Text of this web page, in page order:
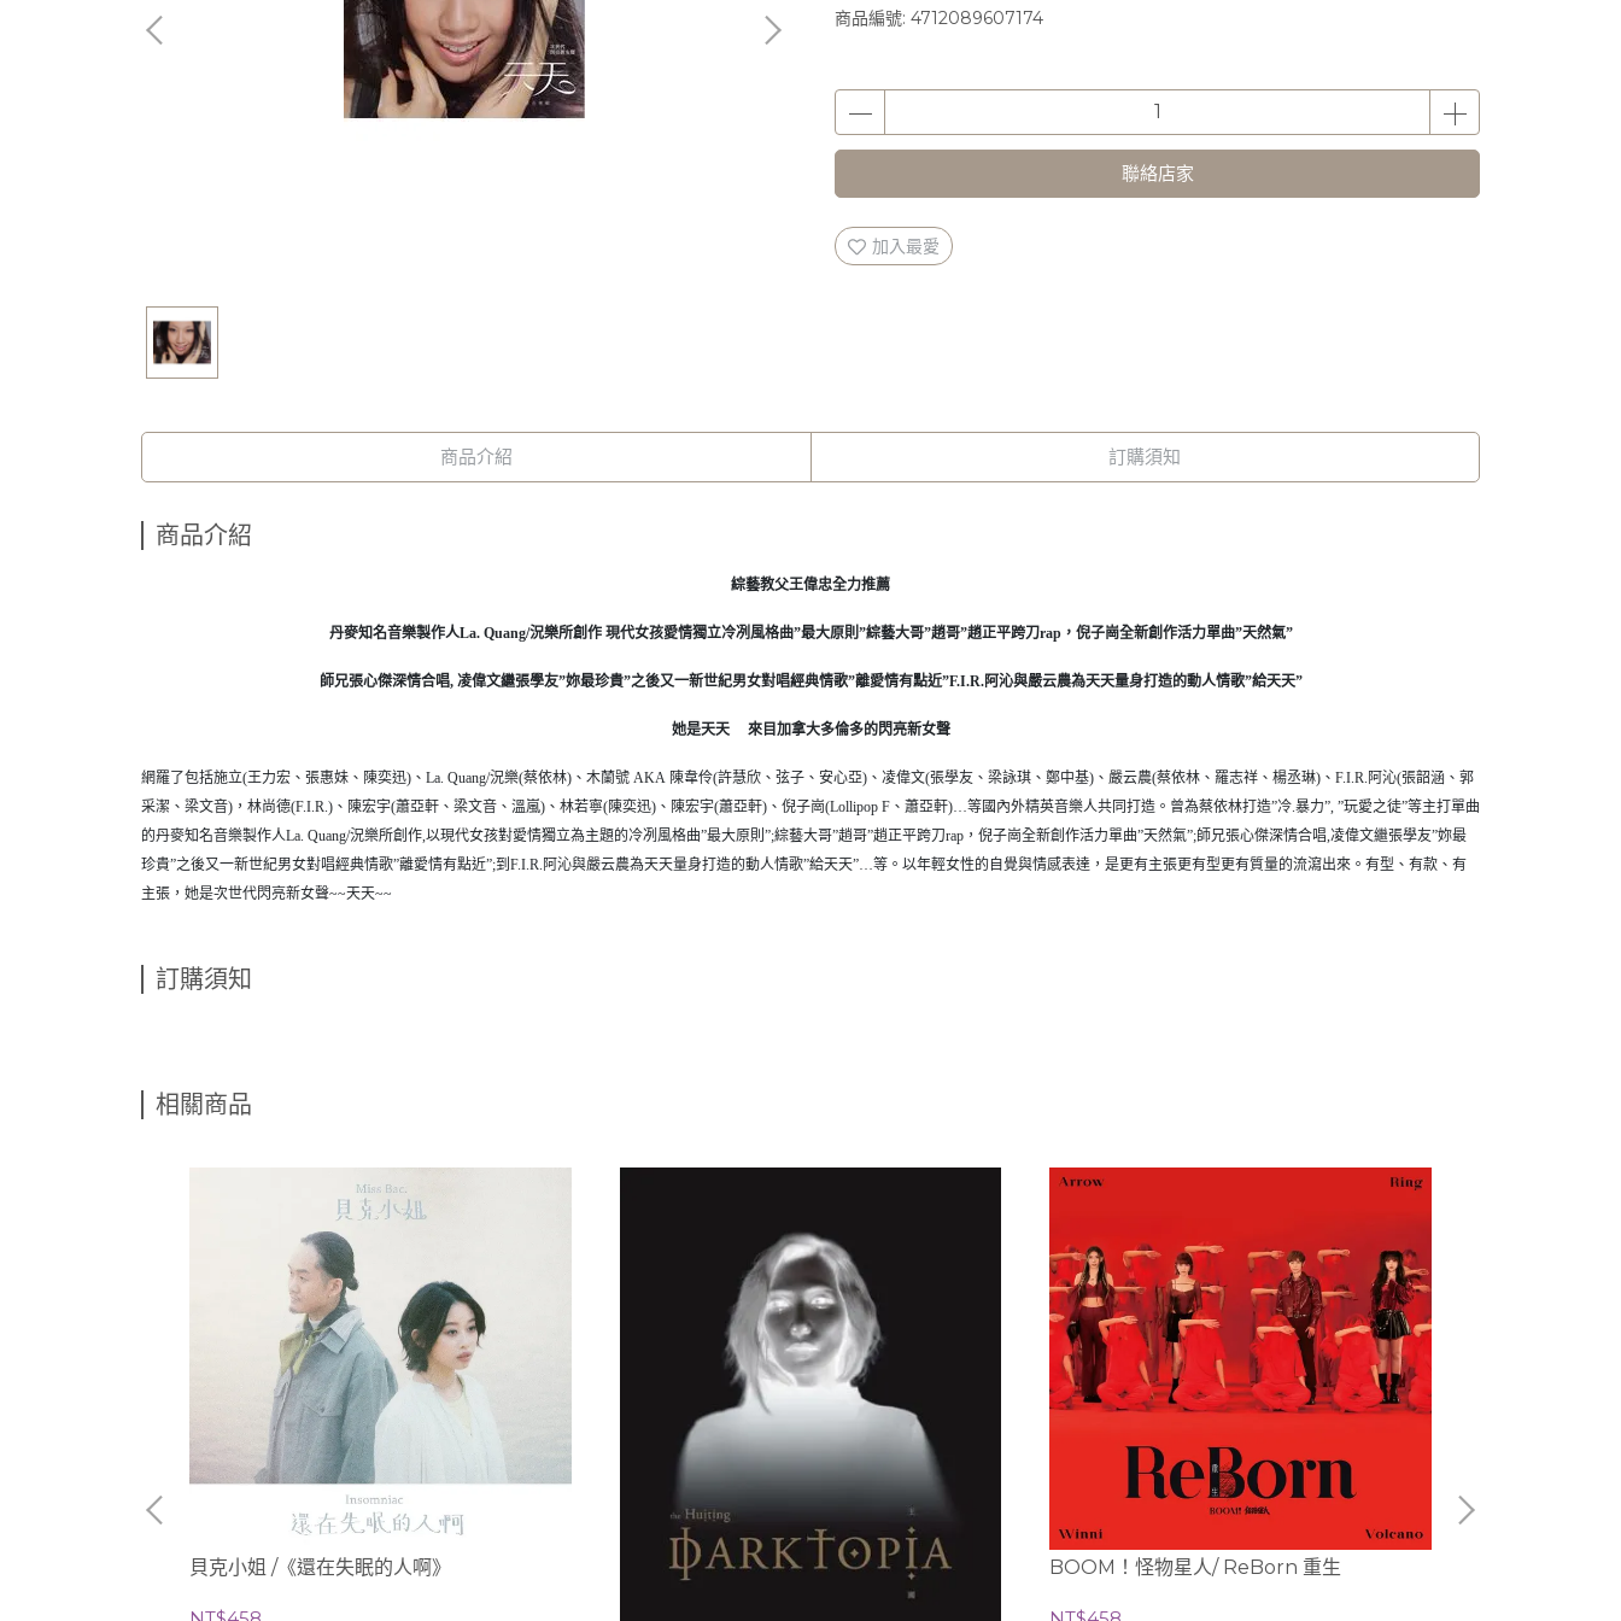
商品編號: 4712089607174
聯絡店家
加入最愛
商品介紹 訂購須知
商品介紹
綜藝教父王偉忠全力推薦
丹麥知名音樂製作人La. Quang/況樂所創作 現代女孩愛情獨立冷冽風格曲”最大原則”綜藝大哥”趙哥”趙正平跨刀rap，倪子崗全新創作活力單曲”天然氣”
師兄張心傑深情合唱, 凌偉文繼張學友”妳最珍貴”之後又一新世紀男女對唱經典情歌”離愛情有點近”F.I.R.阿沁與嚴云農為天天量身打造的動人情歌”給天天”
她是天天 來目加拿大多倫多的閃亮新女聲
網羅了包括施立(王力宏、張惠妹、陳奕迅)、La. Quang/況樂(蔡依林)、木蘭號 AKA 陳韋伶(許慧欣、弦子、安心亞)、凌偉文(張學友、梁詠琪、鄭中基)、嚴云農(蔡依林、羅志祥、楊丞琳)、F.I.R.阿沁(張韶涵、郭
采潔、梁文音)，林尚德(F.I.R.)、陳宏宇(蕭亞軒、梁文音、溫嵐)、林若寧(陳奕迅)、陳宏宇(蕭亞軒)、倪子崗(Lollipop F、蕭亞軒)…等國內外精英音樂人共同打造。曾為蔡依林打造”冷.暴力”, ”玩愛之徒”等主打單曲
的丹麥知名音樂製作人La. Quang/況樂所創作,以現代女孩對愛情獨立為主題的冷冽風格曲”最大原則”;綜藝大哥”趙哥”趙正平跨刀rap，倪子崗全新創作活力單曲”天然氣”;師兄張心傑深情合唱,凌偉文繼張學友”妳最
珍貴”之後又一新世紀男女對唱經典情歌”離愛情有點近”;到F.I.R.阿沁與嚴云農為天天量身打造的動人情歌”給天天”…等。以年輕女性的自覺與情感表達，是更有主張更有型更有質量的流瀉出來。有型、有款、有
主張，她是次世代閃亮新女聲~~天天~~
訂購須知
相關商品
貝克小姐 /《還在失眠的人啊》 BOOM！怪物星人/ ReBorn 重生